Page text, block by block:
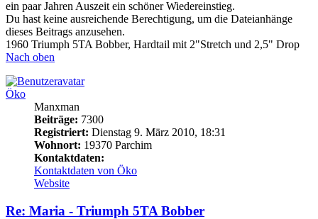
ein paar Jahren Auszeit ein schöner Wiedereinstieg.
Du hast keine ausreichende Berechtigung, um die Dateianhänge
dieses Beitrags anzusehen.
1960 Triumph 5TA Bobber, Hardtail mit 2"Stretch und 2,5" Drop
Nach oben
Öko
Manxman
Beiträge: 7300
Registriert: Dienstag 9. März 2010, 18:31
Wohnort: 19370 Parchim
Kontaktdaten:
Kontaktdaten von Öko
Website
Re: Maria - Triumph 5TA Bobber